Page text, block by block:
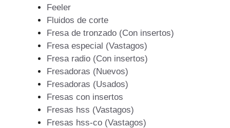
Feeler
Fluidos de corte
Fresa de tronzado (Con insertos)
Fresa especial (Vastagos)
Fresa radio (Con insertos)
Fresadoras (Nuevos)
Fresadoras (Usados)
Fresas con insertos
Fresas hss (Vastagos)
Fresas hss-co (Vastagos)